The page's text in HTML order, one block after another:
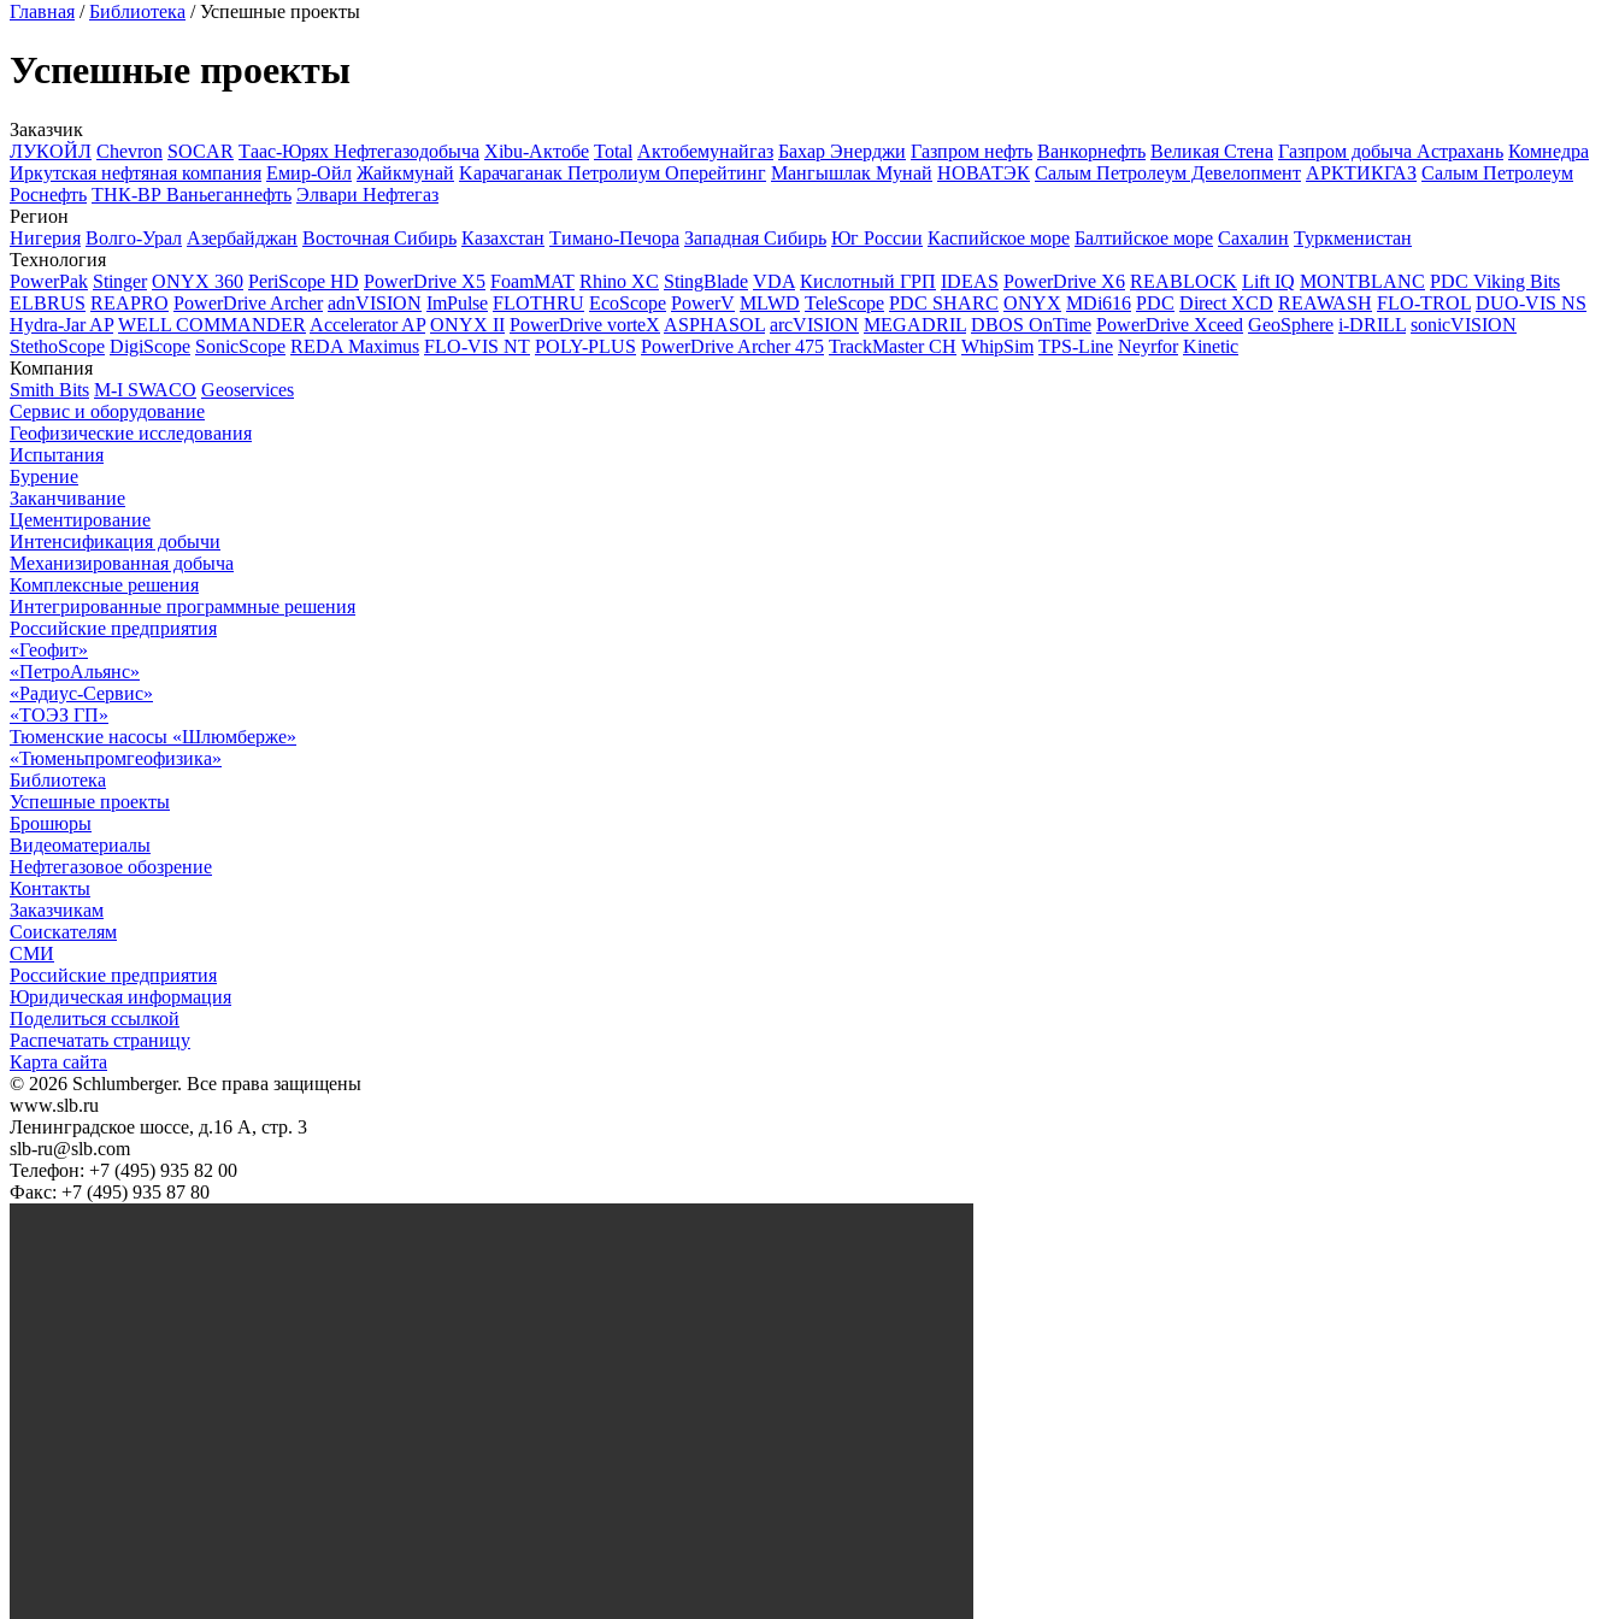
Главная /Библиотека /Успешные проекты
Успешные проекты
Заказчик
ЛУКОЙЛ Chevron SOCAR Таас-Юрях Нефтегазодобыча Xibu-Актобе Total Актобемунайгаз Бахар Энерджи Газпром нефть Ванкорнефть Великая Стена Газпром добыча Астрахань Комнедра
Иркутская нефтяная компания Емир-Ойл Жайкмунай Kарачаганак Петролиум Оперейтинг Мангышлак Мунай НОВАТЭК Салым Петролеум Девелопмент АРКТИКГАЗ Салым Петролеум
Роснефть ТНК-ВР Ваньеганнефть Элвари Нефтегаз
Регион
Нигерия Волго-Урал Азербайджан Восточная Сибирь Казахстан Тимано-Печора Западная Сибирь Юг России Каспийское море Балтийское море Сахалин Туркменистан
Технология
PowerPak Stinger ONYX 360 PeriScope HD PowerDrive X5 FoamMAT Rhino XC StingBlade VDA Кислотный ГРП IDEAS PowerDrive X6 REABLOCK Lift IQ MONTBLANC PDC Viking Bits
ELBRUS REAPRO PowerDrive Archer adnVISION ImPulse FLOTHRU EcoScope PowerV MLWD TeleScope PDC SHARC ONYX MDi616 PDC Direct XCD REAWASH FLO-TROL DUO-VIS NS
Hydra-Jar AP WELL COMMANDER Accelerator AP ONYX II PowerDrive vorteX ASPHASOL arcVISION MEGADRIL DBOS OnTime PowerDrive Xceed GeoSphere i-DRILL sonicVISION
StethoScope DigiScope SonicScope REDA Maximus FLO-VIS NT POLY-PLUS PowerDrive Archer 475 TrackMaster CH WhipSim TPS-Line Neyrfor Kinetic
Компания
Smith Bits M-I SWACO Geoservices
Сервис и оборудование
Геофизические исследования
Испытания
Бурение
Заканчивание
Цементирование
Интенсификация добычи
Механизированная добыча
Комплексные решения
Интегрированные программные решения
Российские предприятия
«Геофит»
«ПетроАльянс»
«Радиус-Сервис»
«ТОЭЗ ГП»
Тюменские насосы «Шлюмберже»
«Тюменьпромгеофизика»
Библиотека
Успешные проекты
Брошюры
Видеоматериалы
Нефтегазовое обозрение
Контакты
Заказчикам
Соискателям
СМИ
Российские предприятия
Юридическая информация
Поделиться ссылкой
Распечатать страницу
Карта сайта
© 2026 Schlumberger. Все права защищены
www.slb.ru
Ленинградское шоссе, д.16 А, стр. 3
slb-ru@slb.com
Телефон: +7 (495) 935 82 00
Факс: +7 (495) 935 87 80